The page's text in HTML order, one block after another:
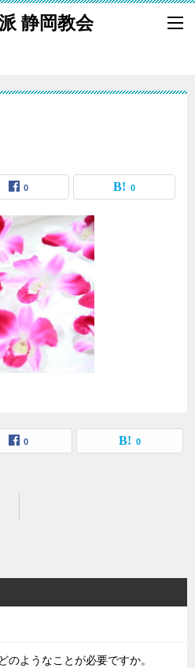
静岡教会
0 0
0 0
のようなことが必要ですか。